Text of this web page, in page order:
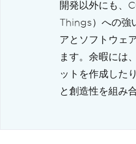
開発以外にも、
Things）への強
アとソフトウェ
ます。余暇には
ットを作成した
と創造性を組み